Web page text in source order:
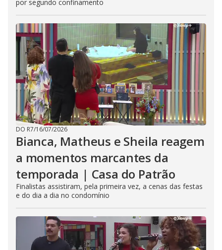
por segundo confinamento
DO R7/16/07/2026
Bianca, Matheus e Sheila reagem
a momentos marcantes da
temporada | Casa do Patrão
Finalistas assistiram, pela primeira vez, a cenas das festas
e do dia a dia no condomínio